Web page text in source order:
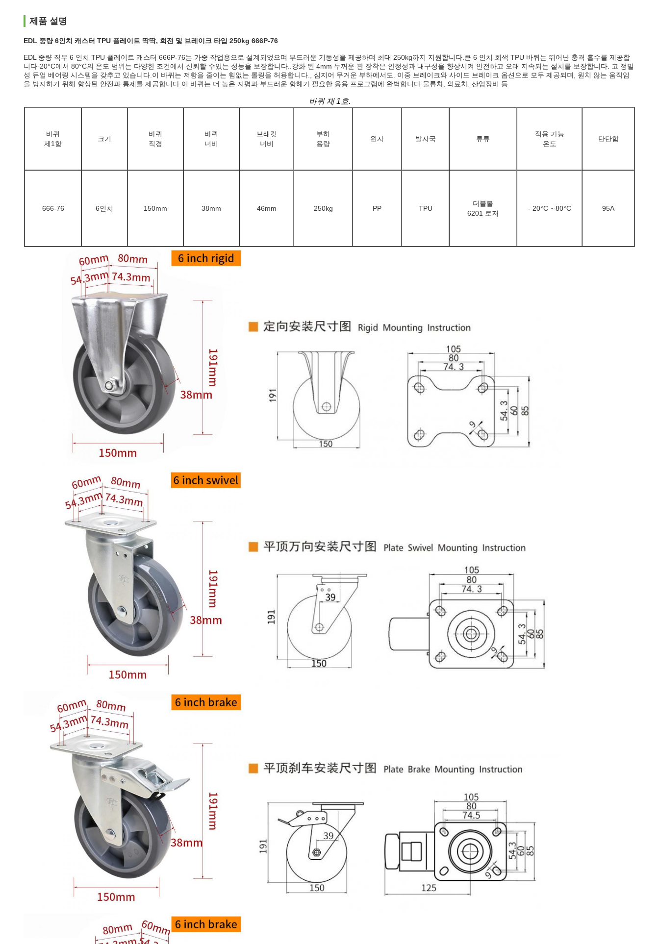
제품 설명
EDL 중량 6인치 캐스터 TPU 플레이트 딱딱, 회전 및 브레이크 타입 250kg 666P-76
EDL 중량 직무 6 인치 TPU 플레이트 캐스터 666P-76는 가중 작업용으로 설계되었으며 부드러운 기동성을 제공하며 최대 250kg까지 지원합니다.큰 6 인치 회색 TPU 바퀴는 뛰어난 충격 흡수를 제공합
니다-20°C에서 80°C의 온도 범위는 다양한 조건에서 신뢰할 수있는 성능을 보장합니다..강화 된 4mm 두꺼운 판 장착은 안정성과 내구성을 향상시켜 안전하고 오래 지속되는 설치를 보장합니다. 고 정밀
성 듀얼 베어링 시스템을 갖추고 있습니다.이 바퀴는 저항을 줄이는 힘없는 롤링을 허용합니다., 심지어 무거운 부하에서도. 이중 브레이크와 사이드 브레이크 옵션으로 모두 제공되며, 원치 않는 움직임
을 방지하기 위해 향상된 안전과 통제를 제공합니다.이 바퀴는 더 높은 지평과 부드러운 항해가 필요한 응용 프로그램에 완벽합니다.물류차, 의료차, 산업장비 등.
바퀴 제 1호.
바퀴
제1항
크기
바퀴
직경
바퀴
너비
브래킷
너비
부하
용량
원자 발자국 류류
적용 가능
온도
단단함
666-76 6인치 150mm 38mm 46mm 250kg PP TPU
더블볼
6201 로저
- 20°C ∼80°C 95A